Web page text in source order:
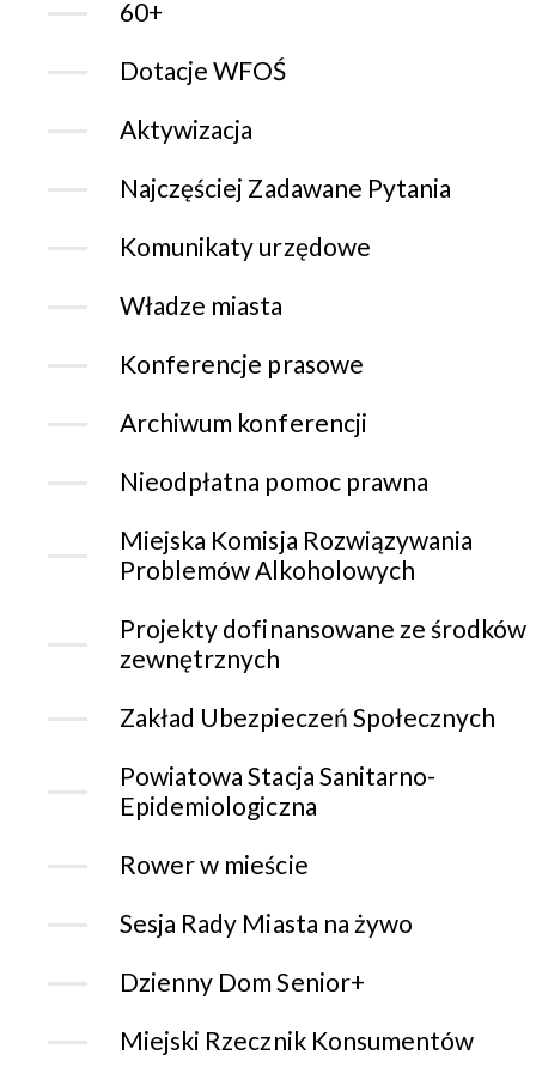
60+
Dotacje WFOŚ
Aktywizacja
Najczęściej Zadawane Pytania
Komunikaty urzędowe
Władze miasta
Konferencje prasowe
Archiwum konferencji
Nieodpłatna pomoc prawna
Miejska Komisja Rozwiązywania
Problemów Alkoholowych
Projekty dofinansowane ze środków
zewnętrznych
Zakład Ubezpieczeń Społecznych
Powiatowa Stacja Sanitarno-
Epidemiologiczna
Rower w mieście
Sesja Rady Miasta na żywo
Dzienny Dom Senior+
Miejski Rzecznik Konsumentów